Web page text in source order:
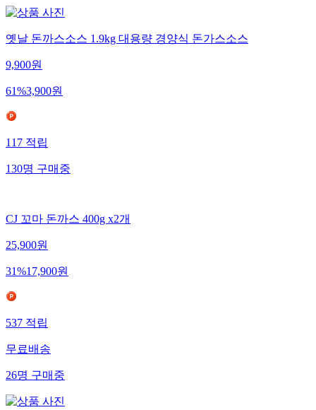
옛날 돈까스소스 1.9kg 대용량 경양식 돈가스소스
9,900원
61%3,900원
117적립
130명구매중
CJ 꼬마 돈까스 400g x2개
25,900원
31%17,900원
537적립
무료배송
26명구매중